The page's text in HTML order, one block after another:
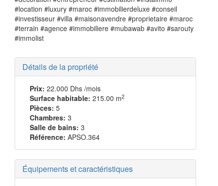
#location #luxury #maroc #immobilierdeluxe #conseil
#investisseur #villa #maisonavendre #proprietaire #maroc
#terrain #agence #immobiliere #mubawab #avito #sarouty
#immolist
Détails de la propriété
Prix: 22.000 Dhs /mois
Surface habitable: 215.00 m2
Pièces: 5
Chambres: 3
Salle de bains: 3
Référence: APSO.364
Équipements et caractéristiques